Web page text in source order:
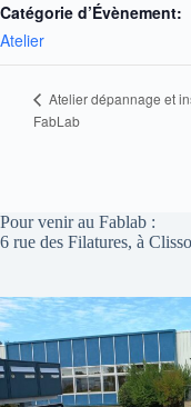
Catégorie d’Évènement:
Atelier
Atelier dépannage et
FabLab
Pour venir au Fablab :
6 rue des Filatures, à